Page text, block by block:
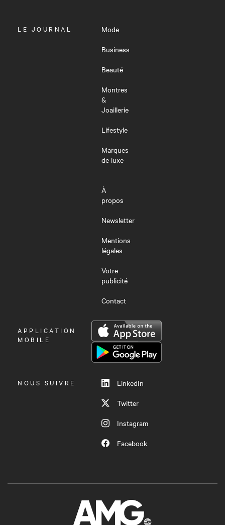
OUVRIR
LE JOURNAL
Mode
Business
Beauté
Montres
&
Joaillerie
Lifestyle
Marques
de luxe
À
propos
Newsletter
Mentions
légales
Votre
publicité
Contact
OUVRIR
LE
APPLICATION
MOBILE
NOUS SUIVRE
LinkedIn
Twitter
Instagram
Facebook